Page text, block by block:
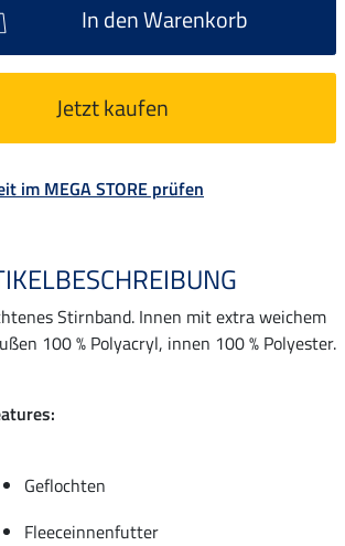
In den Warenkorb
Jetzt kaufen
im MEGA STORE prüfen
Stirnband. Innen mit extra weichem
100 % Polyacryl, innen 100 % Polyester.
Geflochten
Fleeceinnenfutter